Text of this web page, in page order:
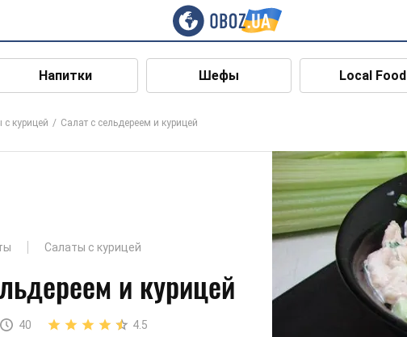
Напитки Шефы Local Food
с курицей Салат с сельдереем и курицей
Салаты с курицей
и курицей
40 4.5